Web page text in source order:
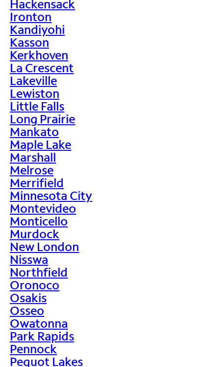
Hackensack
Ironton
Kandiyohi
Kasson
Kerkhoven
La Crescent
Lakeville
Lewiston
Little Falls
Long Prairie
Mankato
Maple Lake
Marshall
Melrose
Merrifield
Minnesota City
Montevideo
Monticello
Murdock
New London
Nisswa
Northfield
Oronoco
Osakis
Osseo
Owatonna
Park Rapids
Pennock
Pequot Lakes